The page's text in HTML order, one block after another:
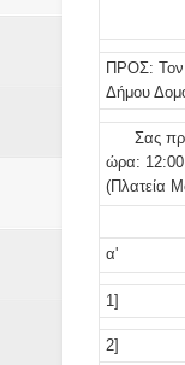
ΠΡΟΣ:
Δήμου
Σας
ώρα: 12:00
(Πλατεία
α'
1]
2]